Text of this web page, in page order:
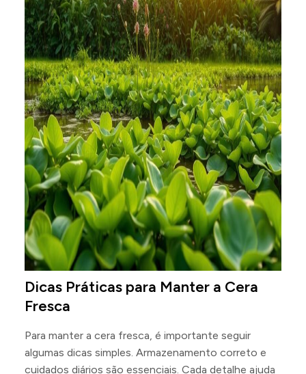
Dicas Práticas para Manter a Cera
Fresca
Para manter a cera fresca, é importante seguir
algumas dicas simples. Armazenamento correto e
cuidados diários são essenciais. Cada detalhe ajuda